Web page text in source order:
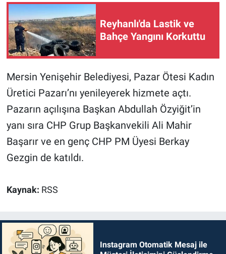
Reyhanlı'da Lastik ve
Bahçe Yangını Korkuttu
Mersin Yenişehir Belediyesi, Pazar Ötesi Kadın
Üretici Pazarı’nı yenileyerek hizmete açtı.
Pazarın açılışına Başkan Abdullah Özyiğit’in
yanı sıra CHP Grup Başkanvekili Ali Mahir
Başarır ve en genç CHP PM Üyesi Berkay
Gezgin de katıldı.
Kaynak: RSS
Instagram Otomatik Mesaj ile